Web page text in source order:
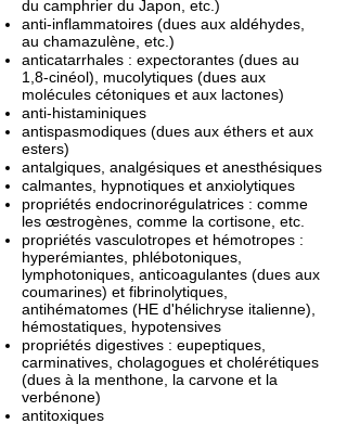
du camphrier du Japon, etc.)
anti-inflammatoires (dues aux aldéhydes,
au chamazulène, etc.)
anticatarrhales : expectorantes (dues au
1,8-cinéol), mucolytiques (dues aux
molécules cétoniques et aux lactones)
anti-histaminiques
antispasmodiques (dues aux éthers et aux
esters)
antalgiques, analgésiques et anesthésiques
calmantes, hypnotiques et anxiolytiques
propriétés endocrinorégulatrices : comme
les œstrogènes, comme la cortisone, etc.
propriétés vasculotropes et hémotropes :
hyperémiantes, phlébotoniques,
lymphotoniques, anticoagulantes (dues aux
coumarines) et fibrinolytiques,
antihématomes (HE d'hélichryse italienne),
hémostatiques, hypotensives
propriétés digestives : eupeptiques,
carminatives, cholagogues et cholérétiques
(dues à la menthone, la carvone et la
verbénone)
antitoxiques